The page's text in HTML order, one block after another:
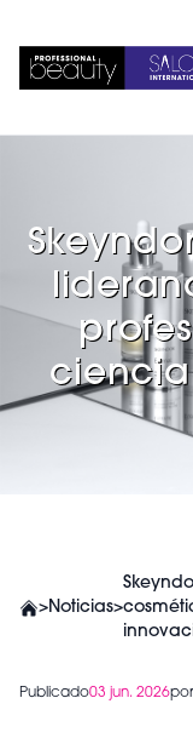
>Noticias>
Publicado03 jun. 2026por